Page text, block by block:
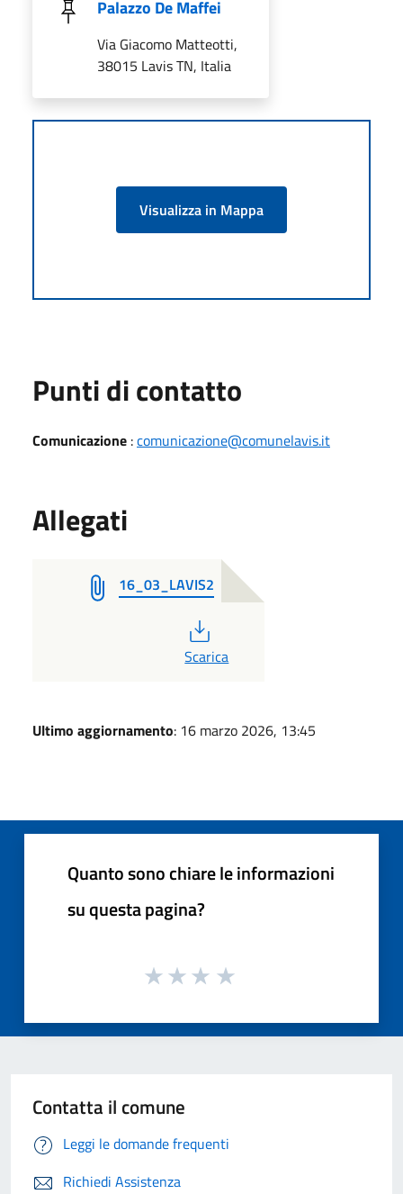
Palazzo De Maffei
Via Giacomo Matteotti,
38015 Lavis TN, Italia
Visualizza in Mappa
Punti di contatto
Comunicazione :comunicazione@comunelavis.it
Allegati
16_03_LAVIS2
PDF
Scarica
Ultimo aggiornamento: 16 marzo 2026, 13:45
Quanto sono chiare le informazioni
su questa pagina?
Contatta il comune
Leggi le domande frequenti
Richiedi Assistenza